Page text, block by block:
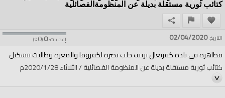
كتائب ثورية مستقلة بديلة عن المنظومةالفصائلية
إعجابات:0
(
0
%) التاريخ:02/04/2020
مظاهرة في بلدة كفرتعال بريف حلب نصرة لكفروما والمعرة وطالبت بتشكيل
كتائب ثورية مستقلة بديلة عن المنظومة الفصائلية / الثلاثاء 2020/1/28م